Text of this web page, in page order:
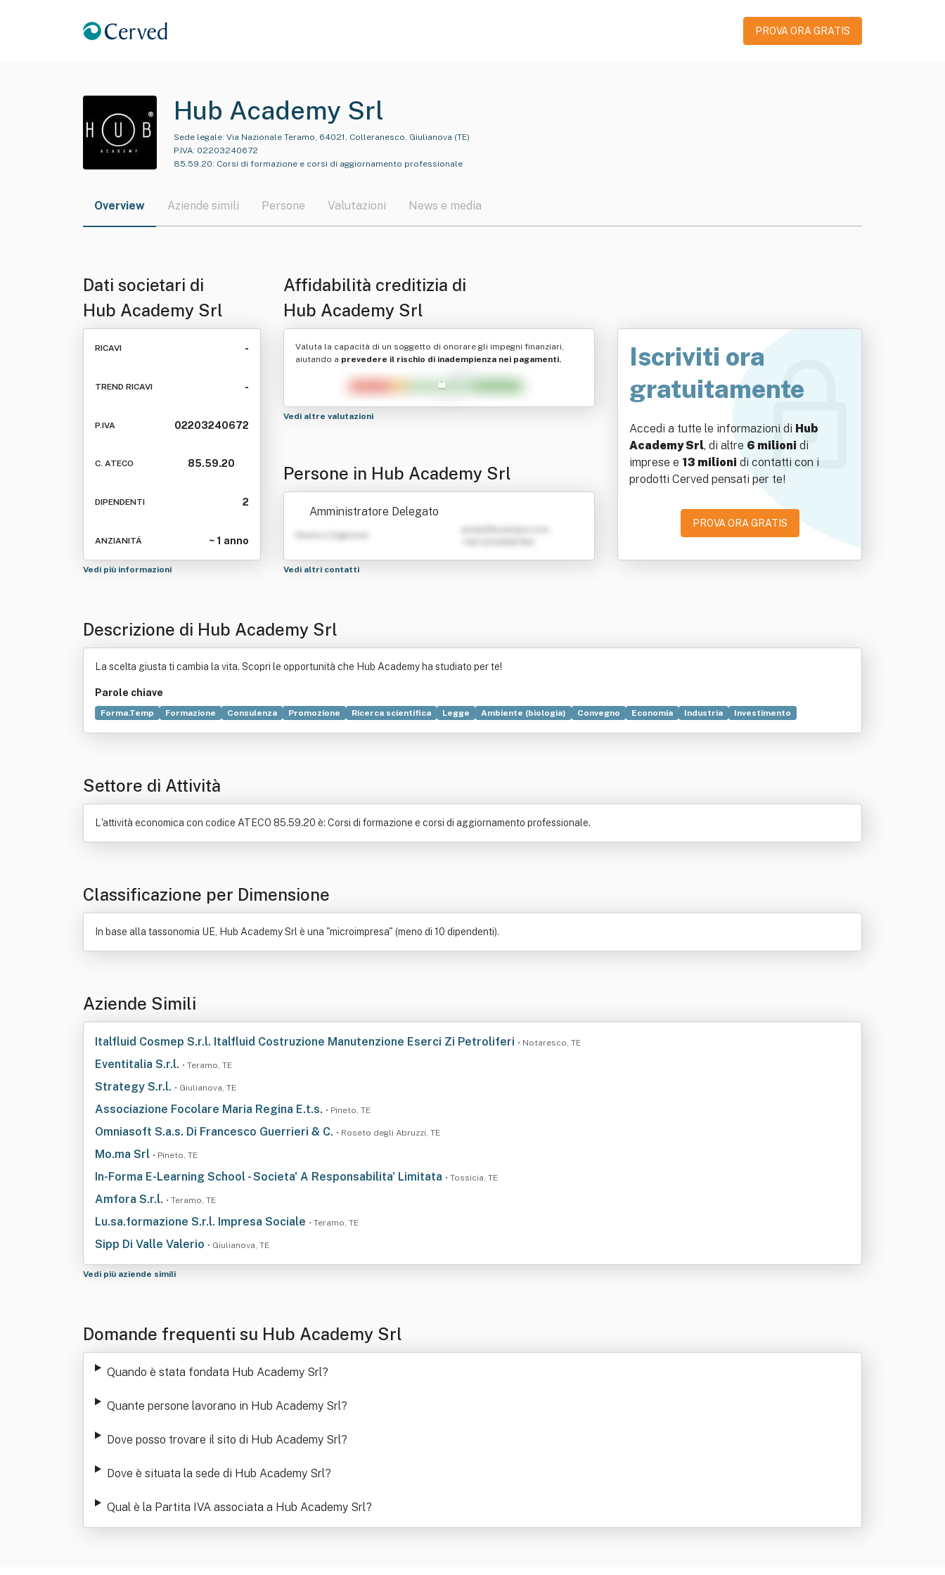
PROVA ORA GRATIS
Hub Academy Srl
Sede legale: Via Nazionale Teramo, 64021, Colleranesco, Giulianova (TE)
P.IVA: 02203240672
85.59.20: Corsi di formazione e corsi di aggiornamento professionale
Overview Aziende simili Persone Valutazioni News e media
Dati societari di
Hub Academy Srl
RICAVI -
TREND RICAVI -
P.IVA 02203240672
C. ATECO 85.59.20
DIPENDENTI 2
ANZIANITÁ ~ 1 anno
Vedi più informazioni
Affidabilità creditizia di
Hub Academy Srl
Valuta la capacità di un soggetto di onorare gli impegni finanziari,
aiutando a prevedere il rischio di inadempienza nei pagamenti.
Vedi altre valutazioni
Persone in Hub Academy Srl
Amministratore Delegato
Nome e Cognome
Vedi altri contatti
Iscriviti ora
gratuitamente
Accedi a tutte le informazioni di Hub
Academy Srl, di altre 6 milioni di
imprese e 13 milioni di contatti con i
prodotti Cerved pensati per te!
PROVA ORA GRATIS
Descrizione di Hub Academy Srl
La scelta giusta ti cambia la vita. Scopri le opportunità che Hub Academy ha studiato per te!
Parole chiave
Forma.Temp Formazione Consulenza Promozione Ricerca scientifica Legge Ambiente (biologia) Convegno Economia Industria
Investimento
Settore di Attività
L'attività economica con codice ATECO 85.59.20 è: Corsi di formazione e corsi di aggiornamento professionale.
Classificazione per Dimensione
In base alla tassonomia UE, Hub Academy Srl è una "microimpresa" (meno di 10 dipendenti).
Aziende Simili
Italfluid Cosmep S.r.l. Italfluid Costruzione Manutenzione Eserci Zi Petroliferi • Notaresco, TE
Eventitalia S.r.l. • Teramo, TE
Strategy S.r.l. • Giulianova, TE
Associazione Focolare Maria Regina E.t.s. • Pineto, TE
Omniasoft S.a.s. Di Francesco Guerrieri & C. • Roseto degli Abruzzi, TE
Mo.ma Srl • Pineto, TE
In-Forma E-Learning School - Societa' A Responsabilita' Limitata • Tossicia, TE
Amfora S.r.l. • Teramo, TE
Lu.sa.formazione S.r.l. Impresa Sociale • Teramo, TE
Sipp Di Valle Valerio • Giulianova, TE
Vedi più aziende simili
Domande frequenti su Hub Academy Srl
Quando è stata fondata Hub Academy Srl?
Quante persone lavorano in Hub Academy Srl?
Dove posso trovare il sito di Hub Academy Srl?
Dove è situata la sede di Hub Academy Srl?
Qual è la Partita IVA associata a Hub Academy Srl?